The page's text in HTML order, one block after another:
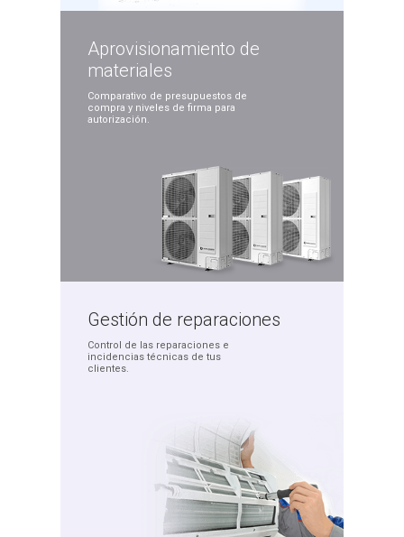
Aprovisionamiento de
materiales
Comparativo de presupuestos de
compra y niveles defirma para
autorización.
Gestión de reparaciones
Control de las reparaciones e
incidencias técnicas de tus
clientes.